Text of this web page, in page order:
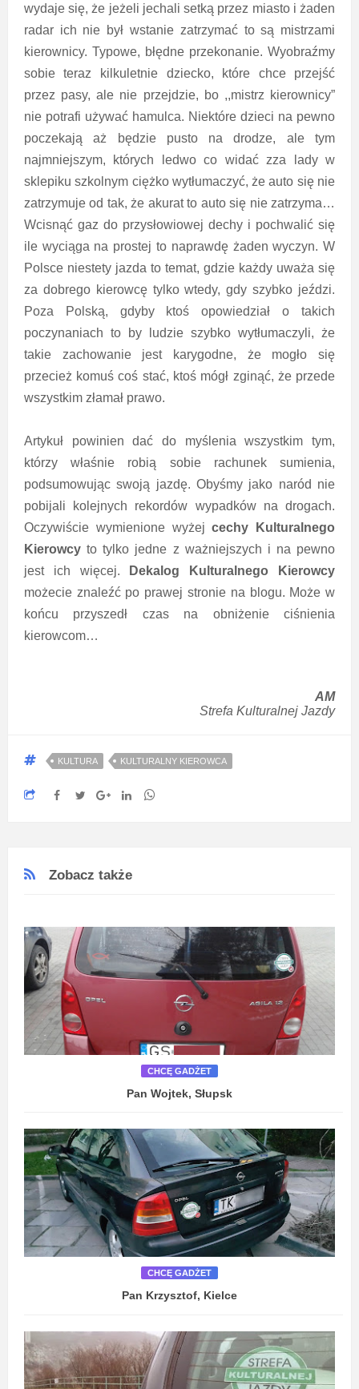
wydaje się, że jeżeli jechali setką przez miasto i żaden
radar ich nie był wstanie zatrzymać to są mistrzami
kierownicy. Typowe, błędne przekonanie. Wyobraźmy
sobie teraz kilkuletnie dziecko, które chce przejść
przez pasy, ale nie przejdzie, bo ,,mistrz kierownicy”
nie potrafi używać hamulca. Niektóre dzieci na pewno
poczekają aż będzie pusto na drodze, ale tym
najmniejszym, których ledwo co widać zza lady w
sklepiku szkolnym ciężko wytłumaczyć, że auto się nie
zatrzymuje od tak, że akurat to auto się nie zatrzyma…
Wcisnąć gaz do przysłowiowej dechy i pochwalić się
ile wyciąga na prostej to naprawdę żaden wyczyn. W
Polsce niestety jazda to temat, gdzie każdy uważa się
za dobrego kierowcę tylko wtedy, gdy szybko jeździ.
Poza Polską, gdyby ktoś opowiedział o takich
poczynaniach to by ludzie szybko wytłumaczyli, że
takie zachowanie jest karygodne, że mogło się
przecież komuś coś stać, ktoś mógł zginąć, że przede
wszystkim złamał prawo.
Artykuł powinien dać do myślenia wszystkim tym,
którzy właśnie robią sobie rachunek sumienia,
podsumowując swoją jazdę. Obyśmy jako naród nie
pobijali kolejnych rekordów wypadków na drogach.
Oczywiście wymienione wyżejcechy Kulturalnego
Kierowcyto tylko jedne z ważniejszych i na pewno
jest ich więcej.
Dekalog Kulturalnego Kierowcy
możecie znaleźć po prawej stronie na blogu. Może w
końcu przyszedł czas na obniżenie ciśnienia
kierowcom…
AM
Strefa Kulturalnej Jazdy
KULTURA KULTURALNY KIEROWCA
Zobacz także
CHCĘ GADŻET
Pan Wojtek, Słupsk
CHCĘ GADŻET
Pan Krzysztof, Kielce